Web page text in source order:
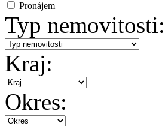
Pronájem
Typ nemovitosti:
Kraj:
Okres: